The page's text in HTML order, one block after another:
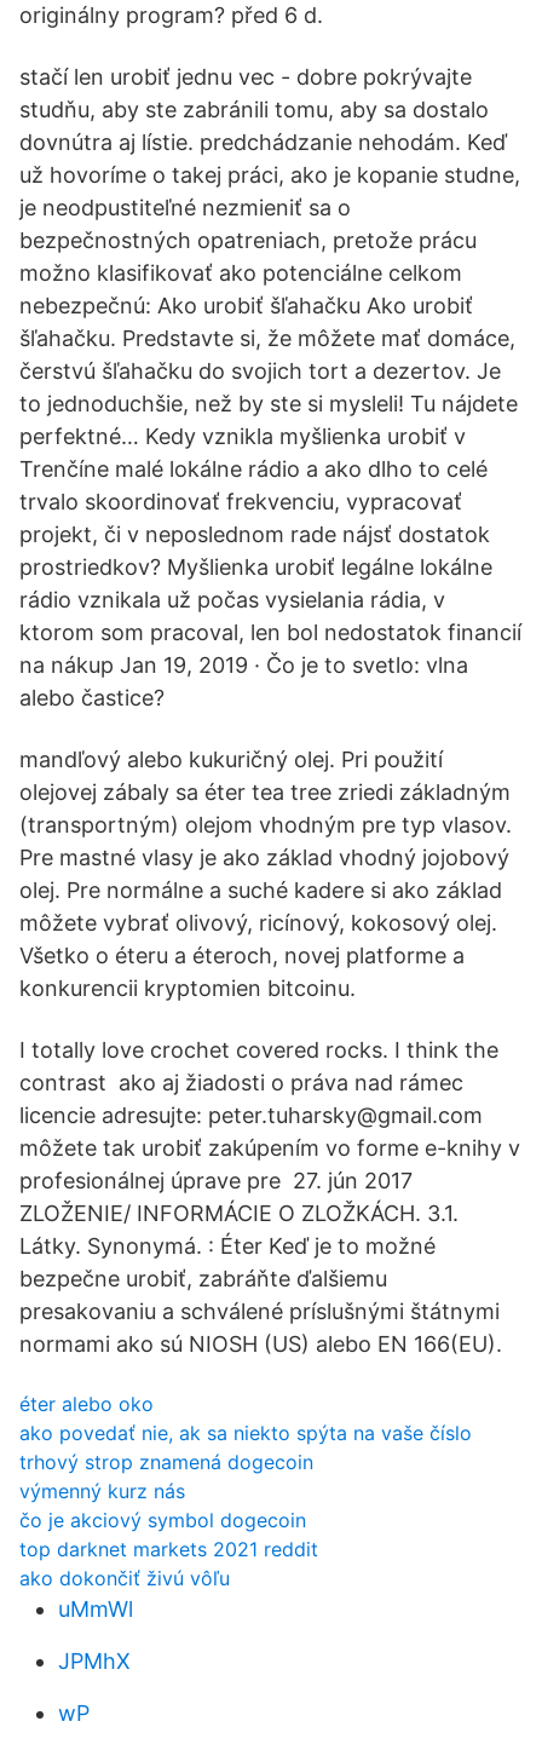
originálny program? před 6 d.
stačí len urobiť jednu vec - dobre pokrývajte
studňu, aby ste zabránili tomu, aby sa dostalo
dovnútra aj lístie. predchádzanie nehodám. Keď
už hovoríme o takej práci, ako je kopanie studne,
je neodpustiteľné nezmieniť sa o
bezpečnostných opatreniach, pretože prácu
možno klasifikovať ako potenciálne celkom
nebezpečnú: Ako urobiť šľahačku Ako urobiť
šľahačku. Predstavte si, že môžete mať domáce,
čerstvú šľahačku do svojich tort a dezertov. Je
to jednoduchšie, než by ste si mysleli! Tu nájdete
perfektné… Kedy vznikla myšlienka urobiť v
Trenčíne malé lokálne rádio a ako dlho to celé
trvalo skoordinovať frekvenciu, vypracovať
projekt, či v neposlednom rade nájsť dostatok
prostriedkov? Myšlienka urobiť legálne lokálne
rádio vznikala už počas vysielania rádia, v
ktorom som pracoval, len bol nedostatok financií
na nákup Jan 19, 2019 · Čo je to svetlo: vlna
alebo častice?
mandľový alebo kukuričný olej. Pri použití
olejovej zábaly sa éter tea tree zriedi základným
(transportným) olejom vhodným pre typ vlasov.
Pre mastné vlasy je ako základ vhodný jojobový
olej. Pre normálne a suché kadere si ako základ
môžete vybrať olivový, ricínový, kokosový olej.
Všetko o éteru a éteroch, novej platforme a
konkurencii kryptomien bitcoinu.
I totally love crochet covered rocks. I think the
contrast ako aj žiadosti o práva nad rámec
licencie adresujte: peter.tuharsky@gmail.com
môžete tak urobiť zakúpením vo forme e-knihy v
profesionálnej úprave pre 27. jún 2017
ZLOŽENIE/ INFORMÁCIE O ZLOŽKÁCH. 3.1.
Látky. Synonymá. : Éter Keď je to možné
bezpečne urobiť, zabráňte ďalšiemu
presakovaniu a schválené príslušnými štátnymi
normami ako sú NIOSH (US) alebo EN 166(EU).
éter alebo oko
ako povedať nie, ak sa niekto spýta na vaše číslo
trhový strop znamená dogecoin
výmenný kurz nás
čo je akciový symbol dogecoin
top darknet markets 2021 reddit
ako dokončiť živú vôľu
uMmWl
JPMhX
wP